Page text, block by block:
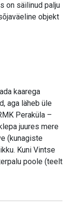
on säilinud palju
objekt
kaarega
aga läheb üle
Peraküla –
juures mere
(kunagiste
Kuni Vintse
poole (teelt